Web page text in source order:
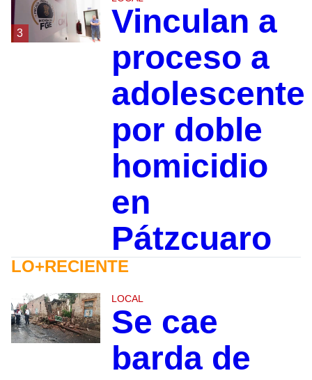
3
Vinculan a
proceso a
adolescente
por doble
homicidio
en
Pátzcuaro
LO+RECIENTE
LOCAL
Se cae
barda de